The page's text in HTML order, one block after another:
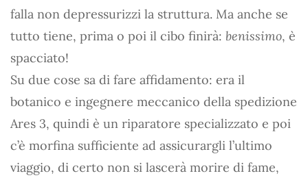
falla non depressurizzi la struttura. Ma anche se
tutto tiene, prima o poi il cibo finirà: benissimo, è
spacciato!
Su due cose sa di fare affidamento: era il
botanico e ingegnere meccanico della spedizione
Ares 3, quindi è un riparatore specializzato e poi
c’è morfina sufficiente ad assicurargli l’ultimo
viaggio, di certo non si lascerà morire di fame,